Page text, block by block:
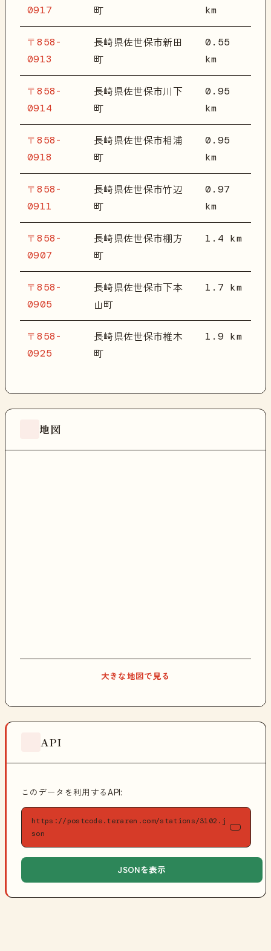
0917 町 km
〒858-
0913
長崎県佐世保市新田
町
0.55
km
〒858-
0914
長崎県佐世保市川下
町
0.95
km
〒858-
0918
長崎県佐世保市相浦
町
0.95
km
〒858-
0911
長崎県佐世保市竹辺
町
0.97
km
〒858-
0907
長崎県佐世保市棚方
町
1.4 km
〒858-
0905
長崎県佐世保市下本
山町
1.7 km
〒858-
0925
長崎県佐世保市椎木
町
1.9 km
地図
大きな地図で見る
API
このデータを利用するAPI:
https://postcode.teraren.com/stations/3102.j
son
JSONを表示